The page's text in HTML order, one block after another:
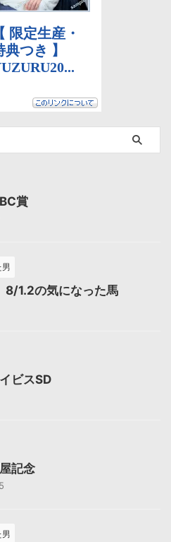
賞
1.2の気になった馬
ビスSD
記念